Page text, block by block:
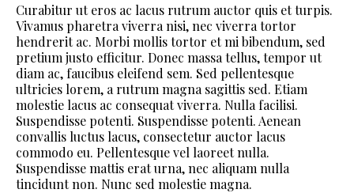
Curabitur ut eros ac lacus rutrum auctor quis et turpis.
Vivamus pharetra viverra nisi, nec viverra tortor
hendrerit ac. Morbi mollis tortor et mi bibendum, sed
pretium justo efficitur. Donec massa tellus, tempor ut
diam ac, faucibus eleifend sem. Sed pellentesque
ultricies lorem, a rutrum magna sagittis sed. Etiam
molestie lacus ac consequat viverra. Nulla facilisi.
Suspendisse potenti. Suspendisse potenti. Aenean
convallis luctus lacus, consectetur auctor lacus
commodo eu. Pellentesque vel laoreet nulla.
Suspendisse mattis erat urna, nec aliquam nulla
tincidunt non. Nunc sed molestie magna.